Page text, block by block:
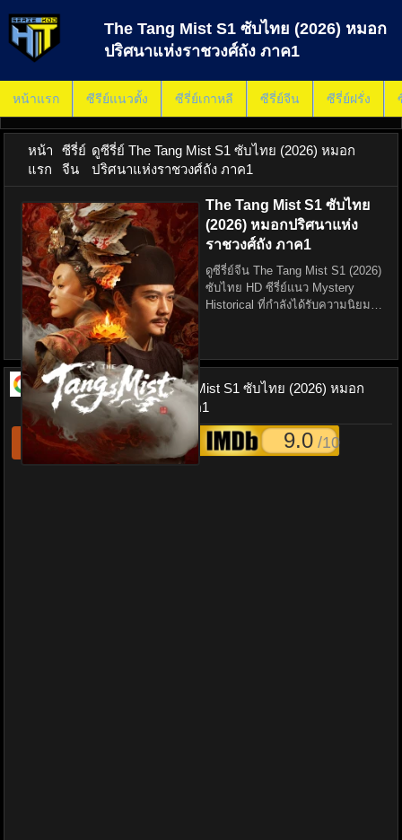
The Tang Mist S1 ซับไทย (2026) หมอก
ปริศนาแห่งราชวงศ์ถัง ภาค1
หน้าแรก ซีรีย์แนวตั้ง ซีรี่ย์เกาหลี ซีรี่ย์จีน ซีรี่ย์ฝรั่ง
หน้า
แรก
ซีรี่ย์
จีน
ดูซีรี่ย์ The Tang Mist S1 ซับไทย (2026) หมอก
ปริศนาแห่งราชวงศ์ถัง ภาค1
The Tang Mist S1 ซับไทย
(2026) หมอกปริศนาแห่ง
ราชวงศ์ถัง ภาค1
ดูซีรี่ย์จีน The Tang Mist S1 (2026)
ซับไทย HD ซีรี่ย์แนว Mystery
Historical ที่กำลังได้รับความนิยม
ราชวงศ์ถัง ผสมผสานการเมือง การ
ดูซีรี่ย์ ออนไลน์ The Tang Mist S1 ซับไทย (2026) หมอก
ปริศนาแห่งราชวงศ์ถัง ภาค1
รีเฟชหนังไม่เล่น แจ้งหนังเสีย 9.0 /10